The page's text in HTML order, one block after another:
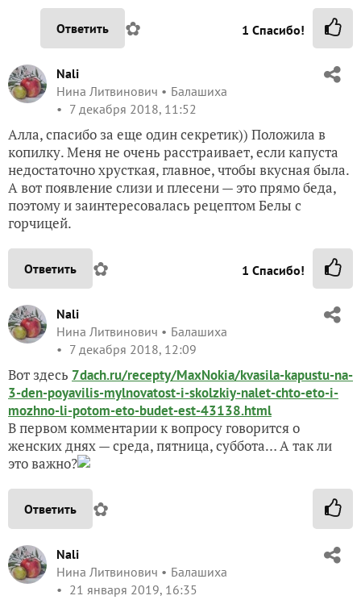
Ответить ✿ 1 Спасибо!
Nali
Нина Литвинович
Балашиха
7 декабря 2018, 11:52
Алла, спасибо за еще один секретик)) Положила в
копилку. Меня не очень расстраивает, если капуста
недостаточно хрусткая, главное, чтобы вкусная была.
А вот появление слизи и плесени — это прямо беда,
поэтому и заинтересовалась рецептом Белы с
горчицей.
Ответить ✿ 1 Спасибо!
Nali
Нина Литвинович
Балашиха
7 декабря 2018, 12:09
Вот здесь 7dach.ru/recepty/MaxNokia/kvasila-kapustu-na-
3-den-poyavilis-mylnovatost-i-skolzkiy-nalet-chto-eto-i-
mozhno-li-potom-eto-budet-est-43138.html
В первом комментарии к вопросу говорится о
женских днях — среда, пятница, суббота… А так ли
это важно?
Ответить ✿
Nali
Нина Литвинович
Балашиха
21 января 2019, 16:35